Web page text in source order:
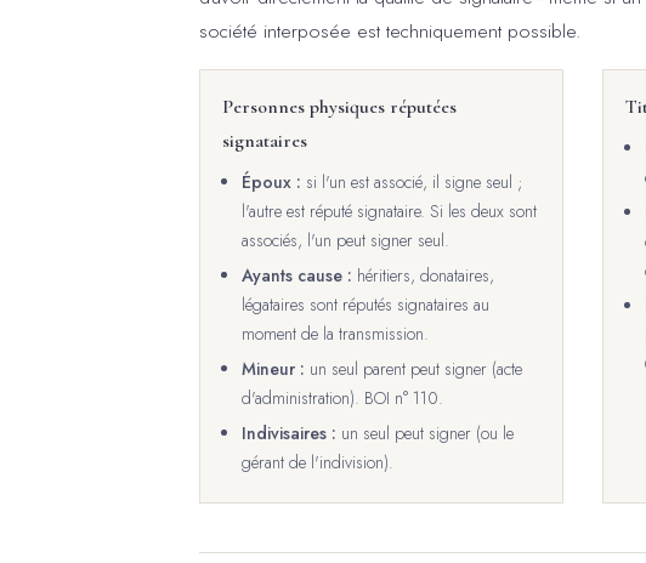
société interposée est techniquement possible.
Personnes physiques réputées
signataires
Époux : si l'un est associé, il signe seul ;
l'autre est réputé signataire. Si les deux sont
associés, l'un peut signer seul.
Ayants cause : héritiers, donataires,
légataires sont réputés signataires au
moment de la transmission.
Mineur : un seul parent peut signer (acte
d'administration). BOI n° 110.
Indivisaires : un seul peut signer (ou le
gérant de l'indivision).